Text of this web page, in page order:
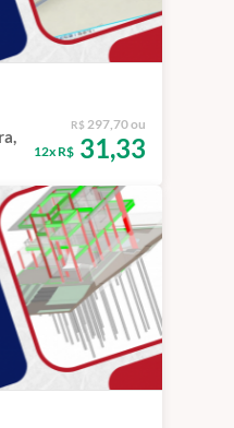
e
R$ 297,70 ou
12x R$31,33